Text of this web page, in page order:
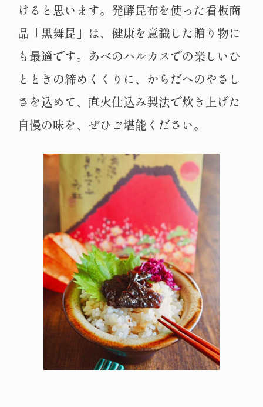
けると思います。発酵昆布を使った看板商
品「黒舞昆」は、健康を意識した贈り物に
も最適です。あべのハルカスでの楽しいひ
とときの締めくくりに、からだへのやさし
さを込めて、直火仕込み製法で炊き上げた
自慢の味を、ぜひご堪能ください。